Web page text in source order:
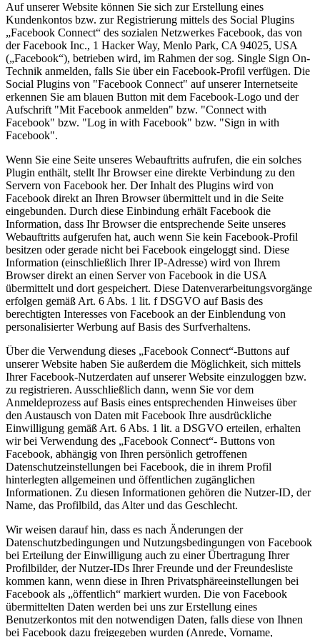
Auf unserer Website können Sie sich zur Erstellung eines
Kundenkontos bzw. zur Registrierung mittels des Social Plugins
„Facebook Connect“ des sozialen Netzwerkes Facebook, das von
der Facebook Inc., 1 Hacker Way, Menlo Park, CA 94025, USA
(„Facebook“), betrieben wird, im Rahmen der sog. Single Sign On-
Technik anmelden, falls Sie über ein Facebook-Profil verfügen. Die
Social Plugins von "Facebook Connect" auf unserer Internetseite
erkennen Sie am blauen Button mit dem Facebook-Logo und der
Aufschrift "Mit Facebook anmelden" bzw. "Connect with
Facebook" bzw. "Log in with Facebook" bzw. "Sign in with
Facebook".
Wenn Sie eine Seite unseres Webauftritts aufrufen, die ein solches
Plugin enthält, stellt Ihr Browser eine direkte Verbindung zu den
Servern von Facebook her. Der Inhalt des Plugins wird von
Facebook direkt an Ihren Browser übermittelt und in die Seite
eingebunden. Durch diese Einbindung erhält Facebook die
Information, dass Ihr Browser die entsprechende Seite unseres
Webauftritts aufgerufen hat, auch wenn Sie kein Facebook-Profil
besitzen oder gerade nicht bei Facebook eingeloggt sind. Diese
Information (einschließlich Ihrer IP-Adresse) wird von Ihrem
Browser direkt an einen Server von Facebook in die USA
übermittelt und dort gespeichert. Diese Datenverarbeitungsvorgänge
erfolgen gemäß Art. 6 Abs. 1 lit. f DSGVO auf Basis des
berechtigten Interesses von Facebook an der Einblendung von
personalisierter Werbung auf Basis des Surfverhaltens.
Über die Verwendung dieses „Facebook Connect“-Buttons auf
unserer Website haben Sie außerdem die Möglichkeit, sich mittels
Ihrer Facebook-Nutzerdaten auf unserer Website einzuloggen bzw.
zu registrieren. Ausschließlich dann, wenn Sie vor dem
Anmeldeprozess auf Basis eines entsprechenden Hinweises über
den Austausch von Daten mit Facebook Ihre ausdrückliche
Einwilligung gemäß Art. 6 Abs. 1 lit. a DSGVO erteilen, erhalten
wir bei Verwendung des „Facebook Connect“- Buttons von
Facebook, abhängig von Ihren persönlich getroffenen
Datenschutzeinstellungen bei Facebook, die in ihrem Profil
hinterlegten allgemeinen und öffentlichen zugänglichen
Informationen. Zu diesen Informationen gehören die Nutzer-ID, der
Name, das Profilbild, das Alter und das Geschlecht.
Wir weisen darauf hin, dass es nach Änderungen der
Datenschutzbedingungen und Nutzungsbedingungen von Facebook
bei Erteilung der Einwilligung auch zu einer Übertragung Ihrer
Profilbilder, der Nutzer-IDs Ihrer Freunde und der Freundesliste
kommen kann, wenn diese in Ihren Privatsphäreeinstellungen bei
Facebook als „öffentlich“ markiert wurden. Die von Facebook
übermittelten Daten werden bei uns zur Erstellung eines
Benutzerkontos mit den notwendigen Daten, falls diese von Ihnen
bei Facebook dazu freigegeben wurden (Anrede, Vorname,